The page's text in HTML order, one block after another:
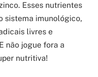
Esses nutrientes
sistema imunológico,
livres e
não jogue fora a
nutritiva!